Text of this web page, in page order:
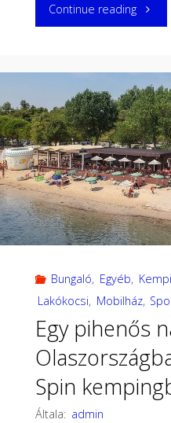
Continue reading"2018
Rab
sziget,
Lopar
,
Bungaló, Egyéb,
Lakókocsi, Mobilház,
Egy pihenős
Spin
Általa: admin